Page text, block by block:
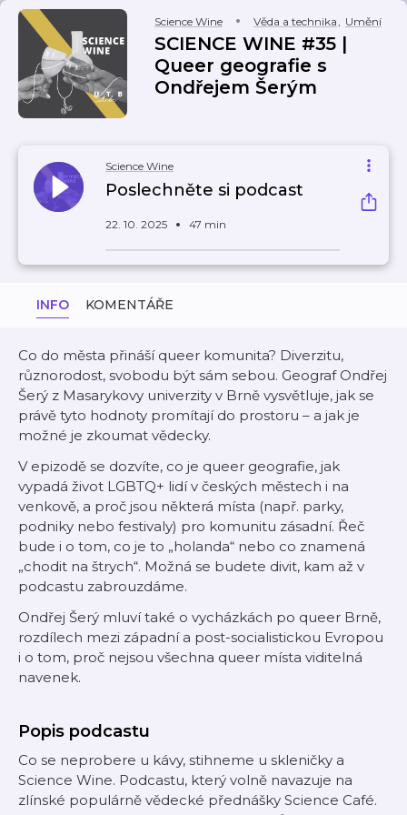
Science Wine Věda a technika, Umění
SCIENCE WINE #35 |
Queer geografie s
Ondřejem Šerým
Science Wine
Poslechněte si podcast
22. 10. 2025 47 min
INFO KOMENTÁŘE
Co do města přináší queer komunita? Diverzitu,
různorodost, svobodu být sám sebou. Geograf Ondřej
Šerý z Masarykovy univerzity v Brně vysvětluje, jak se
právě tyto hodnoty promítají do prostoru – a jak je
možné je zkoumat vědecky.
V epizodě se dozvíte, co je queer geografie, jak
vypadá život LGBTQ+ lidí v českých městech i na
venkově, a proč jsou některá místa (např. parky,
podniky nebo festivaly) pro komunitu zásadní. Řeč
bude i o tom, co je to „holanda“ nebo co znamená
„chodit na štrych“. Možná se budete divit, kam až v
podcastu zabrouzdáme.
Ondřej Šerý mluví také o vycházkách po queer Brně,
rozdílech mezi západní a post-socialistickou Evropou
i o tom, proč nejsou všechna queer místa viditelná
navenek.
Popis podcastu
Co se neprobere u kávy, stihneme u skleničky a
Science Wine. Podcastu, který volně navazuje na
zlínské populárně vědecké přednášky Science Café.